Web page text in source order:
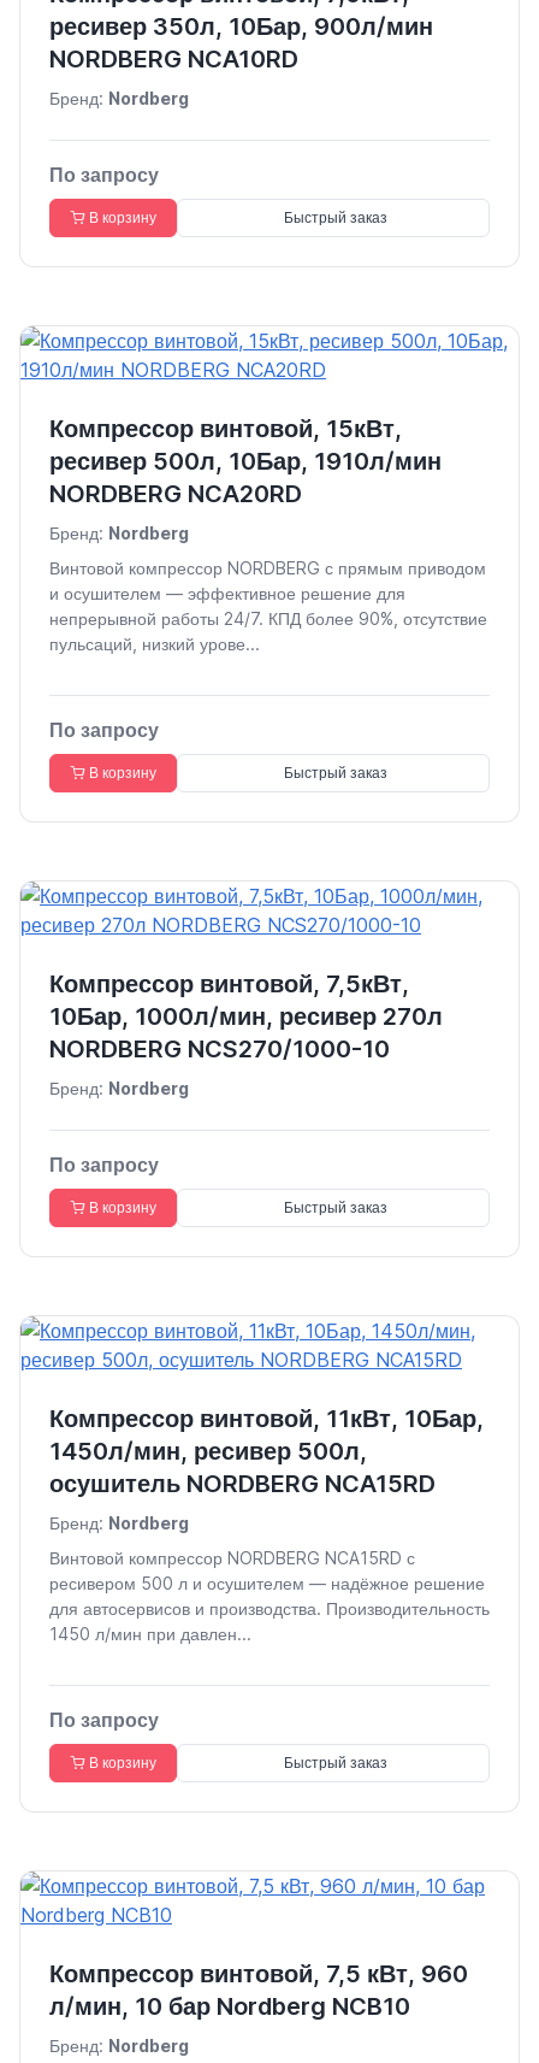
ресивер 350л, 10Бар, 900л/мин
NORDBERG NCA10RD
Бренд: Nordberg
По запросу
В корзину Быстрый заказ
Компрессор винтовой, 15кВт,
ресивер 500л, 10Бар, 1910л/мин
NORDBERG NCA20RD
Бренд: Nordberg
Винтовой компрессор NORDBERG с прямым приводом
и осушителем — эффективное решение для
непрерывной работы 24/7. КПД более 90%, отсутствие
пульсаций, низкий урове...
По запросу
В корзину Быстрый заказ
Компрессор винтовой, 7,5кВт,
10Бар, 1000л/мин, ресивер 270л
NORDBERG NCS270/1000-10
Бренд: Nordberg
По запросу
В корзину Быстрый заказ
Компрессор винтовой, 11кВт, 10Бар,
1450л/мин, ресивер 500л,
осушитель NORDBERG NCA15RD
Бренд: Nordberg
Винтовой компрессор NORDBERG NCA15RD с
ресивером 500 л и осушителем — надёжное решение
для автосервисов и производства. Производительность
1450 л/мин при давлен...
По запросу
В корзину Быстрый заказ
Компрессор винтовой, 7,5 кВт, 960
л/мин, 10 бар Nordberg NCB10
Бренд: Nordberg